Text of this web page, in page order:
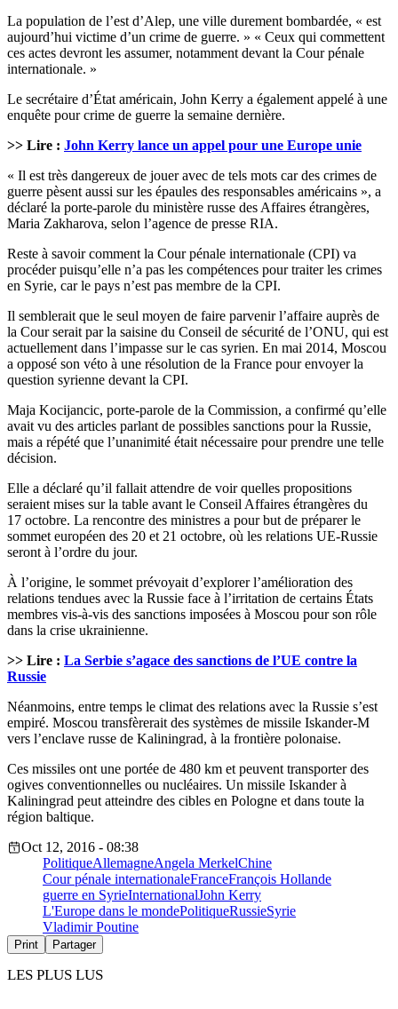
La population de l’est d’Alep, une ville durement bombardée, « est
aujourd’hui victime d’un crime de guerre. » « Ceux qui commettent
ces actes devront les assumer, notamment devant la Cour pénale
internationale. »
Le secrétaire d’État américain, John Kerry a également appelé à une
enquête pour crime de guerre la semaine dernière.
>> Lire : John Kerry lance un appel pour une Europe unie
« Il est très dangereux de jouer avec de tels mots car des crimes de
guerre pèsent aussi sur les épaules des responsables américains », a
déclaré la porte-parole du ministère russe des Affaires étrangères,
Maria Zakharova, selon l’agence de presse RIA.
Reste à savoir comment la Cour pénale internationale (CPI) va
procéder puisqu’elle n’a pas les compétences pour traiter les crimes
en Syrie, car le pays n’est pas membre de la CPI.
Il semblerait que le seul moyen de faire parvenir l’affaire auprès de
la Cour serait par la saisine du Conseil de sécurité de l’ONU, qui est
actuellement dans l’impasse sur le cas syrien. En mai 2014, Moscou
a opposé son véto à une résolution de la France pour envoyer la
question syrienne devant la CPI.
Maja Kocijancic, porte-parole de la Commission, a confirmé qu’elle
avait vu des articles parlant de possibles sanctions pour la Russie,
mais a répété que l’unanimité était nécessaire pour prendre une telle
décision.
Elle a déclaré qu’il fallait attendre de voir quelles propositions
seraient mises sur la table avant le Conseil Affaires étrangères du
17 octobre. La rencontre des ministres a pour but de préparer le
sommet européen des 20 et 21 octobre, où les relations UE-Russie
seront à l’ordre du jour.
À l’origine, le sommet prévoyait d’explorer l’amélioration des
relations tendues avec la Russie face à l’irritation de certains États
membres vis-à-vis des sanctions imposées à Moscou pour son rôle
dans la crise ukrainienne.
>> Lire : La Serbie s’agace des sanctions de l’UE contre la
Russie
Néanmoins, entre temps le climat des relations avec la Russie s’est
empiré. Moscou transfèrerait des systèmes de missile Iskander-M
vers l’enclave russe de Kaliningrad, à la frontière polonaise.
Ces missiles ont une portée de 480 km et peuvent transporter des
ogives conventionnelles ou nucléaires. Un missile Iskander à
Kaliningrad peut atteindre des cibles en Pologne et dans toute la
région baltique.
Oct 12, 2016 - 08:38
PolitiqueAllemagneAngela MerkelChine
Cour pénale internationaleFranceFrançois Hollande
guerre en SyrieInternationalJohn Kerry
L'Europe dans le mondePolitiqueRussieSyrie
Vladimir Poutine
Print Partager
LES PLUS LUS